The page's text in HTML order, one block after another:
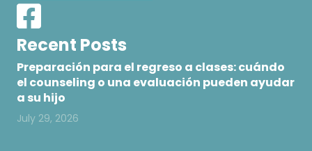
Recent Posts
Preparación para el regreso a clases: cuándo
el counseling o una evaluación pueden ayudar
a su hijo
July 29, 2026